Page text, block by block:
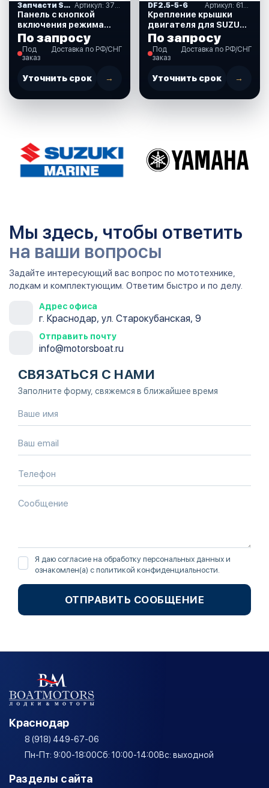
Запчасти SUZUKI
Панель с кнопкой
включения режима
Troll (троллинг) для
Suzuki DF40-350 л.с.
(37860-87L00-000)
По запросу
Под
заказ
Доставка по РФ/СНГ
Уточнить срок →
DF2.5-5-6
Крепление крышки
двигателя для SUZUKI
DF2.5 л.с. (61611-
97J01-000)
По запросу
Под
заказ
Доставка по РФ/СНГ
Уточнить срок →
Мы здесь, чтобы ответить
на ваши вопросы
Задайте интересующий вас вопрос по мототехнике,
лодкам и комплектующим. Ответим быстро и по делу.
Адрес офиса
г. Краснодар, ул. Старокубанская, 9
Отправить почту
info@motorsboat.ru
СВЯЗАТЬСЯ С НАМИ
Заполните форму, свяжемся в ближайшее время
Я даю согласие на обработку персональных данных и
ознакомлен(а) с политикой конфиденциальности.
ОТПРАВИТЬ СООБЩЕНИЕ
Краснодар
8 (918) 449-67-06
Пн-Пт: 9:00-18:00Сб: 10:00-14:00Вс: выходной
Разделы сайта